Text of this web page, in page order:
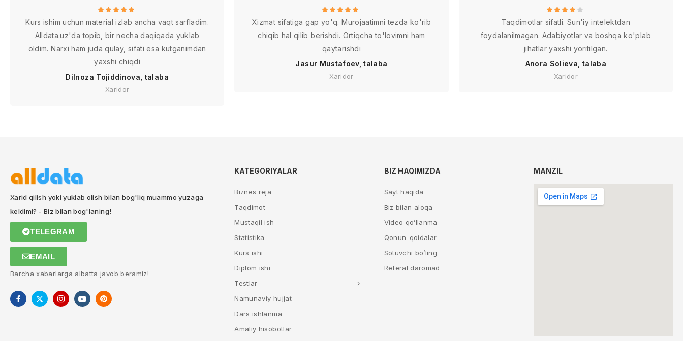
Kurs ishim uchun material izlab ancha vaqt sarfladim.
Alldata.uz'da topib, bir necha daqiqada yuklab
oldim. Narxi ham juda qulay, sifati esa kutganimdan
yaxshi chiqdi
Dilnoza Tojiddinova, talaba
Xaridor
Xizmat sifatiga gap yo'q. Murojaatimni tezda ko'rib
chiqib hal qilib berishdi. Ortiqcha to'lovimni ham
qaytarishdi
Jasur Mustafoev, talaba
Xaridor
Taqdimotlar sifatli. Sun'iy intelektdan
foydalanilmagan. Adabiyotlar va boshqa ko'plab
jihatlar yaxshi yoritilgan.
Anora Solieva, talaba
Xaridor
Xarid qilish yoki yuklab olish bilan bog'liq muammo yuzaga
keldimi? - Biz bilan bog'laning!
TELEGRAM
EMAIL
Barcha xabarlarga albatta javob beramiz!
KATEGORIYALAR
Biznes reja
Taqdimot
Mustaqil ish
Statistika
Kurs ishi
Diplom ishi
Testlar
Namunaviy hujjat
Dars ishlanma
Amaliy hisobotlar
BIZ HAQIMIZDA
Sayt haqida
Biz bilan aloqa
Video qo’llanma
Qonun-qoidalar
Sotuvchi bo’ling
Referal daromad
MANZIL